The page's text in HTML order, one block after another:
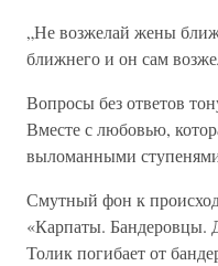
„Не возжелай жены
ближнего и он сам
Вопросы без ответов
Вместе с любовью,
выломанными
Смутный фон к
«Карпаты. Бандеровцы.
Толик погибает от